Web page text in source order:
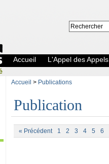
Accueil L'Appel des Appels
Accueil > Publications
Publication
« Précédent 1 2 3 4 5 6